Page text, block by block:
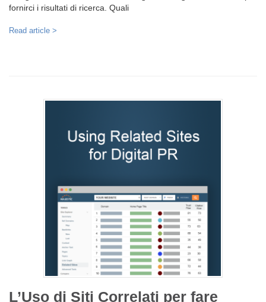
fornirci i risultati di ricerca. Quali
Read article >
L’Uso di Siti Correlati per fare